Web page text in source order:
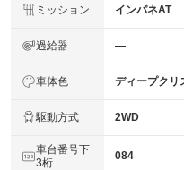
ミッション インパネAT
過給器 ―
車体色 ディープクリ
駆動方式 2WD
車台番号下
3桁
084